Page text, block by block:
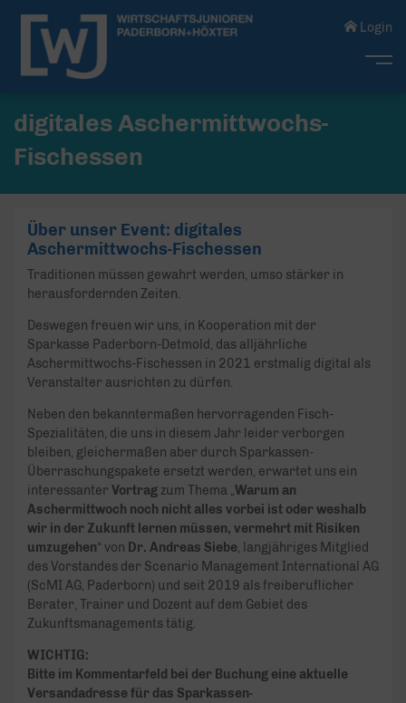
Login
digitales Aschermittwochs-
Fischessen
Über unser Event: digitales
Aschermittwochs-Fischessen
Traditionen müssen gewahrt werden, umso stärker in
herausfordernden Zeiten.
Deswegen freuen wir uns, in Kooperation mit der
Sparkasse Paderborn-Detmold, das alljährliche
Aschermittwochs-Fischessen in 2021 erstmalig digital als
Veranstalter ausrichten zu dürfen.
Neben den bekanntermaßen hervorragenden Fisch-
Spezialitäten, die uns in diesem Jahr leider verborgen
bleiben, gleichermaßen aber durch Sparkassen-
Überraschungspakete ersetzt werden, erwartet uns ein
interessanter Vortrag zum Thema „Warum an
Aschermittwoch noch nicht alles vorbei ist oder weshalb
wir in der Zukunft lernen müssen, vermehrt mit Risiken
umzugehen“ von Dr. Andreas Siebe, langjähriges Mitglied
des Vorstandes der Scenario Management International AG
(ScMI AG, Paderborn) und seit 2019 als freiberuflicher
Berater, Trainer und Dozent auf dem Gebiet des
Zukunftsmanagements tätig.
WICHTIG:
Bitte im Kommentarfeld bei der Buchung eine aktuelle
Versandadresse für das Sparkassen-